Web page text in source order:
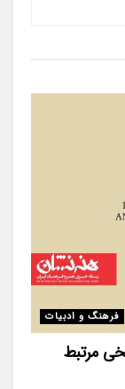
فرهنگ و ادبیات
مرتبط